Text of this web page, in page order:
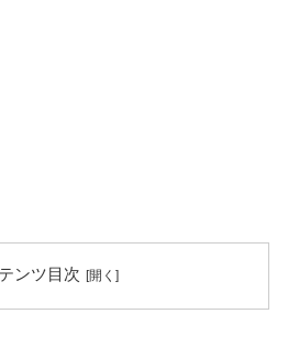
ンツ目次